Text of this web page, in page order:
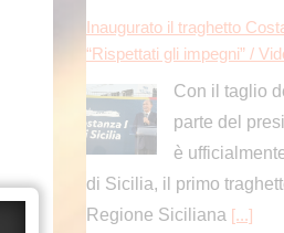
Inaugurato il traghetto
“Rispettati gli impegni” /
Con il taglio
parte del
è
di Sicilia, il primo
Regione Siciliana [...]